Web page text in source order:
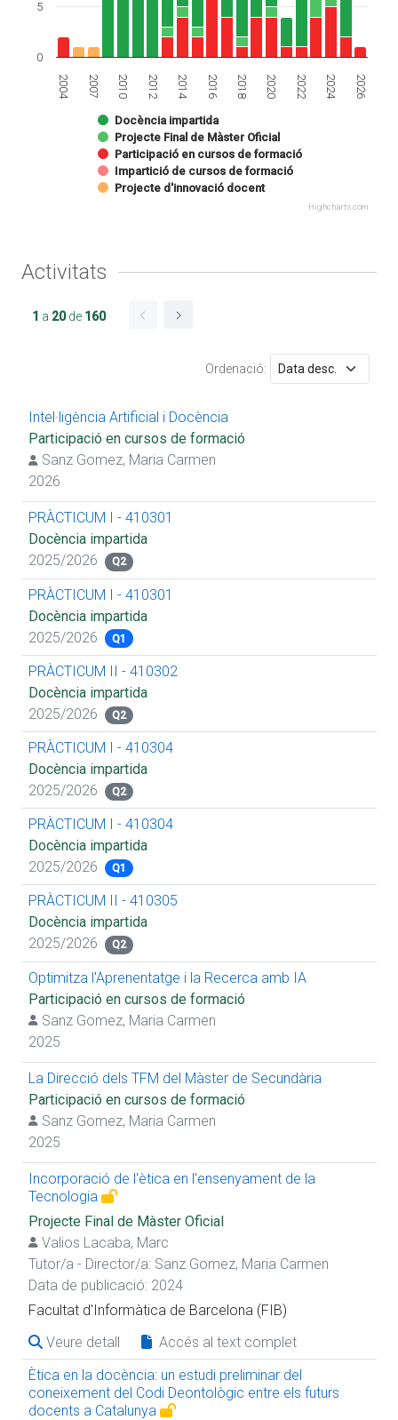
Docència impartida
Projecte Final de Màster Oficial
Participació en cursos de formació
Impartició de cursos de formació
Projecte d'innovació docent
2004 2007 2010 2012 2014 2016 2018 2020 2022 2024 2026
0
5
Highcharts.com
Activitats
1 a 20de 160
Ordenació:
Intel·ligència Artificial i Docència
Participació en cursos de formació
Sanz Gomez, Maria Carmen
2026
PRÀCTICUM I - 410301
Docència impartida
2025/2026
Q2
PRÀCTICUM I - 410301
Docència impartida
2025/2026
Q1
PRÀCTICUM II - 410302
Docència impartida
2025/2026
Q2
PRÀCTICUM I - 410304
Docència impartida
2025/2026
Q2
PRÀCTICUM I - 410304
Docència impartida
2025/2026
Q1
PRÀCTICUM II - 410305
Docència impartida
2025/2026
Q2
Optimitza l'Aprenentatge i la Recerca amb IA
Participació en cursos de formació
Sanz Gomez, Maria Carmen
2025
La Direcció dels TFM del Màster de Secundària
Participació en cursos de formació
Sanz Gomez, Maria Carmen
2025
Incorporació de l'ètica en l'ensenyament de la
Tecnologia
Projecte Final de Màster Oficial
Valios Lacaba, Marc
Tutor/a - Director/a: Sanz Gomez, Maria Carmen
Data de publicació: 2024
Facultat d'Informàtica de Barcelona (FIB)
Veure detall
Accés al text complet
Ètica en la docència: un estudi preliminar del
coneixement del Codi Deontològic entre els futurs
docents a Catalunya